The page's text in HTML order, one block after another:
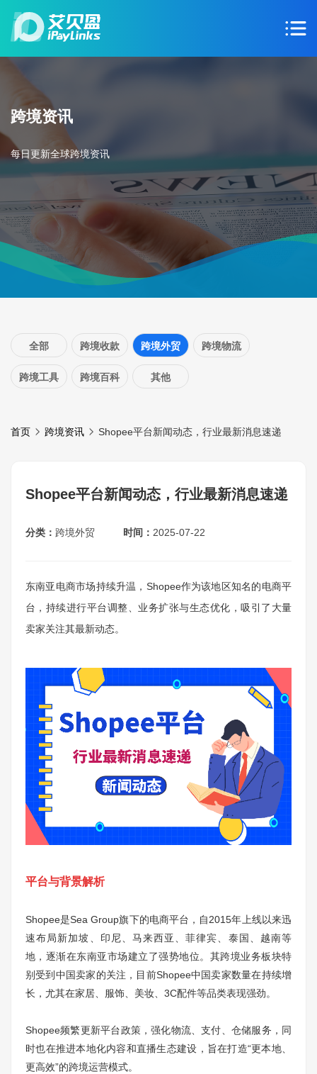
跨境资讯
每日更新全球跨境资讯
全部 跨境收款 跨境外贸 跨境物流
跨境工具 跨境百科 其他
首页 跨境资讯 Shopee平台新闻动态，行业最新消息速递
Shopee平台新闻动态，行业最新消息速递
分类： 跨境外贸 时间： 2025-07-22
东南亚电商市场持续升温，Shopee作为该地区知名的电商平
台，持续进行平台调整、业务扩张与生态优化，吸引了大量
卖家关注其最新动态。
平台与背景解析
Shopee是Sea Group旗下的电商平台，自2015年上线以来迅
速布局新加坡、印尼、马来西亚、菲律宾、泰国、越南等
地，逐渐在东南亚市场建立了强势地位。其跨境业务板块特
别受到中国卖家的关注，目前Shopee中国卖家数量在持续增
长，尤其在家居、服饰、美妆、3C配件等品类表现强劲。
Shopee频繁更新平台政策，强化物流、支付、仓储服务，同
时也在推进本地化内容和直播生态建设，旨在打造“更本地、
更高效”的跨境运营模式。